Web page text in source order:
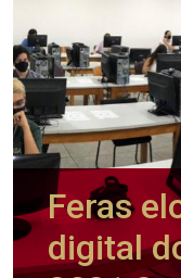
Feras
digital